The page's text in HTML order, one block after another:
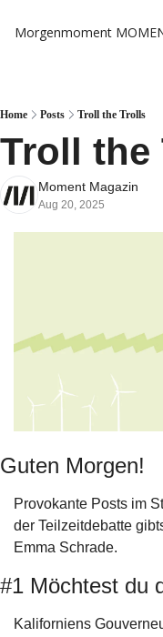
Morgenmoment
Home Posts Troll the Trolls
Troll the
Moment Magazin
Aug 20, 2025
Guten Morgen!
Provokante Posts im
der Teilzeitdebatte
Emma Schrade.
#1 Möchtest du
Kaliforniens